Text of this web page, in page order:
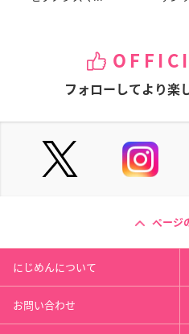
フォローしてより楽
ページ
にじめんについて
お問い合わせ